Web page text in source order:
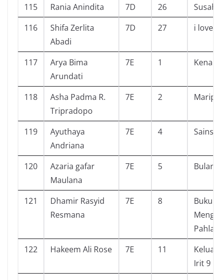
115
Rania Anindita 7D 26
Susah
116
Shifa Zerlita
Abadi
7D 27 i love
117
Arya Bima
Arundati
7E 1
118
Asha Padma R.
Tripradopo
7E 2
119
Ayuthaya
Andriana
7E 4 Sains
120
Azaria gafar
Maulana
7E 5 Bulan
121
Dhamir Rasyid
Resmana
7E 8
Buku
122
Hakeem Ali Rose 7E 11
Irit 9